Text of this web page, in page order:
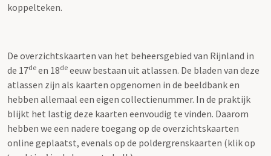
koppelteken.
De overzichtskaarten van het beheersgebied van Rijnland in
de 17de en 18de eeuw bestaan uit atlassen. De bladen van deze
atlassen zijn als kaarten opgenomen in de beeldbank en
hebben allemaal een eigen collectienummer. In de praktijk
blijkt het lastig deze kaarten eenvoudig te vinden. Daarom
hebben we een nadere toegang op de overzichtskaarten
online geplaatst, evenals op de poldergrenskaarten (klik op